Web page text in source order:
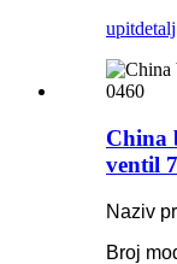
upitdetalj
China
ventil
Naziv
Broj